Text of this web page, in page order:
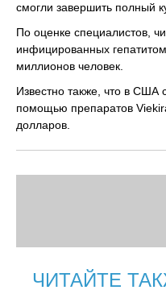
смогли завершить полный
По оценке специалистов,
инфицированных
миллионов человек.
Известно также, что в США
помощью препаратов
долларов.
ЧИТАЙТЕ